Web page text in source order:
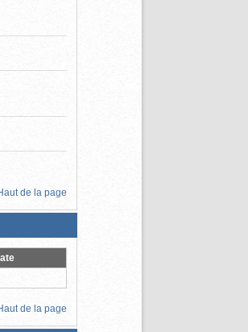
de la page
de la page